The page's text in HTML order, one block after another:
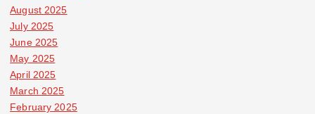
August 2025
July 2025
June 2025
May 2025
April 2025
March 2025
February 2025